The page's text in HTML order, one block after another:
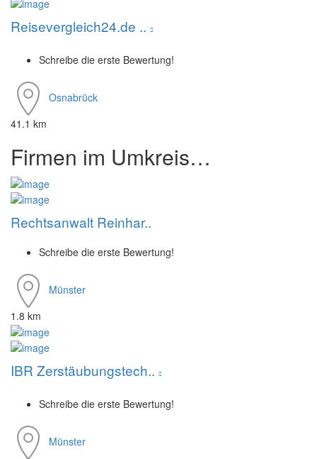
Reisevergleich24.de ..
Schreibe die erste Bewertung!
Osnabrück
41.1 km
Firmen im Umkreis…
Rechtsanwalt Reinhar..
Schreibe die erste Bewertung!
Münster
1.8 km
IBR Zerstäubungstech..
Schreibe die erste Bewertung!
Münster